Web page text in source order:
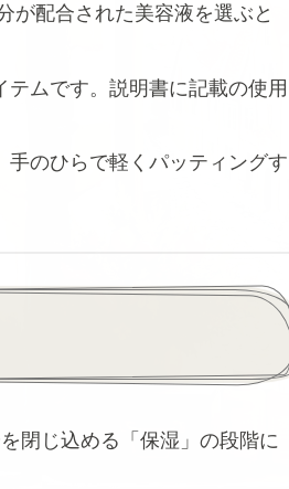
が配合された美容液を選ぶと
ムです。説明書に記載の使用
手のひらで軽くパッティングす
閉じ込める「保湿」の段階に